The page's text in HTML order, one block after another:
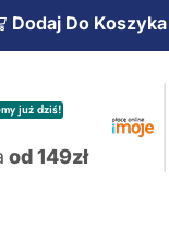
Dodaj Do Koszyka
już dziś!
od 149zł